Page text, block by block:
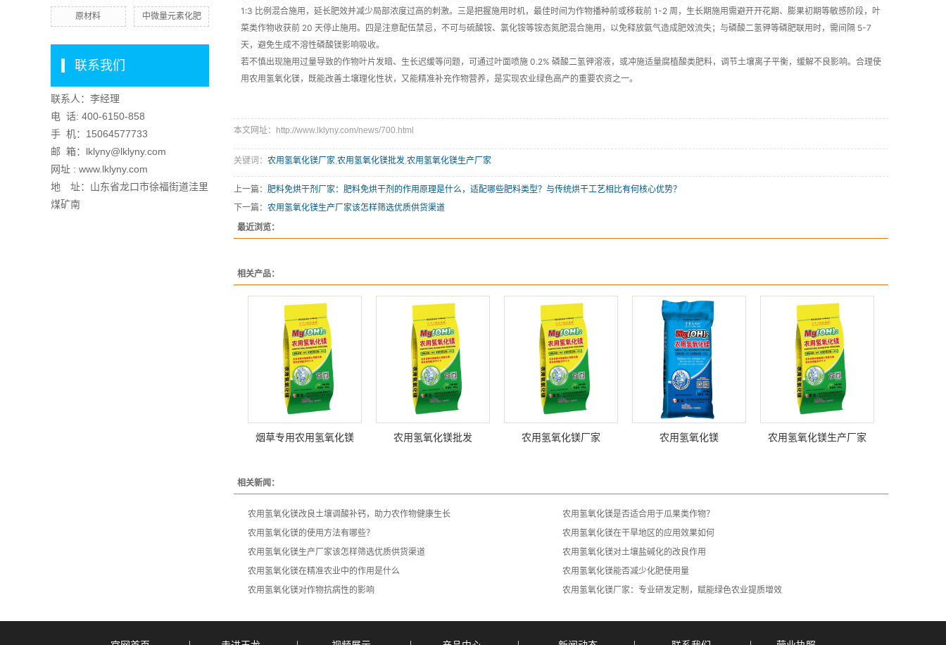
原材料 中微量元素化肥
联系我们
联系人：李经理
电 话: 400-6150-858
手 机： 15064577733
邮 箱：lklyny@lklyny.com
网址 : www.lklyny.com
地 址：山东省龙口市徐福街道洼里
煤矿南
1:3 比例混合施用，延长肥效并减少局部浓度过高的刺激。三是把握施用时机，最佳时间为作物播种前或移栽前 1-2 周，生长期施用需避开开花期、膨果初期等敏感阶段，叶
菜类作物收获前 20 天停止施用。四是注意配伍禁忌，不可与硫酸铵、氯化铵等铵态氮肥混合施用，以免释放氨气造成肥效流失；与磷酸二氢钾等磷肥联用时，需间隔 5-7
天，避免生成不溶性磷酸镁影响吸收。
若不慎出现施用过量导致的作物叶片发暗、生长迟缓等问题，可通过叶面喷施 0.2% 磷酸二氢钾溶液，或冲施适量腐植酸类肥料，调节土壤离子平衡，缓解不良影响。合理使
用农用氢氧化镁，既能改善土壤理化性状，又能精准补充作物营养，是实现农业绿色高产的重要农资之一。
本文网址：http://www.lklyny.com/news/700.html
关键词： 农用氢氧化镁厂家,农用氢氧化镁批发,农用氢氧化镁生产厂家
上一篇： 肥料免烘干剂厂家：肥料免烘干剂的作用原理是什么，适配哪些肥料类型？与传统烘干工艺相比有何核心优势？
下一篇： 农用氢氧化镁生产厂家该怎样筛选优质供货渠道
最近浏览：
相关产品：
烟草专用农用氢氧化镁 农用氢氧化镁批发 农用氢氧化镁厂家 农用氢氧化镁 农用氢氧化镁生产厂家
相关新闻：
农用氢氧化镁改良土壤调酸补钙，助力农作物健康生长
农用氢氧化镁是否适合用于瓜果类作物？
农用氢氧化镁的使用方法有哪些？
农用氢氧化镁在干旱地区的应用效果如何
农用氢氧化镁生产厂家该怎样筛选优质供货渠道
农用氢氧化镁对土壤盐碱化的改良作用
农用氢氧化镁在精准农业中的作用是什么
农用氢氧化镁能否减少化肥使用量
农用氢氧化镁对作物抗病性的影响
农用氢氧化镁厂家：专业研发定制，赋能绿色农业提质增效